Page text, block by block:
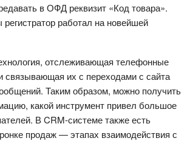
в ОФД реквизит «Код товара».
работал на новейшей
отслеживающая телефонные
связывающая их с переходами с сайта
Таким образом, можно получить
какой инструмент привел большое
В CRM-системе также есть
продаж — этапах взаимодействия с